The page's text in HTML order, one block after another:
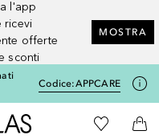
l'app
ricevi
offerte
sconti
MOSTRA
Codice:APPCARE
A Douglas HomeAlla Mia
Al